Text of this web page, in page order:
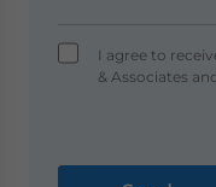
I agree to
& Associates